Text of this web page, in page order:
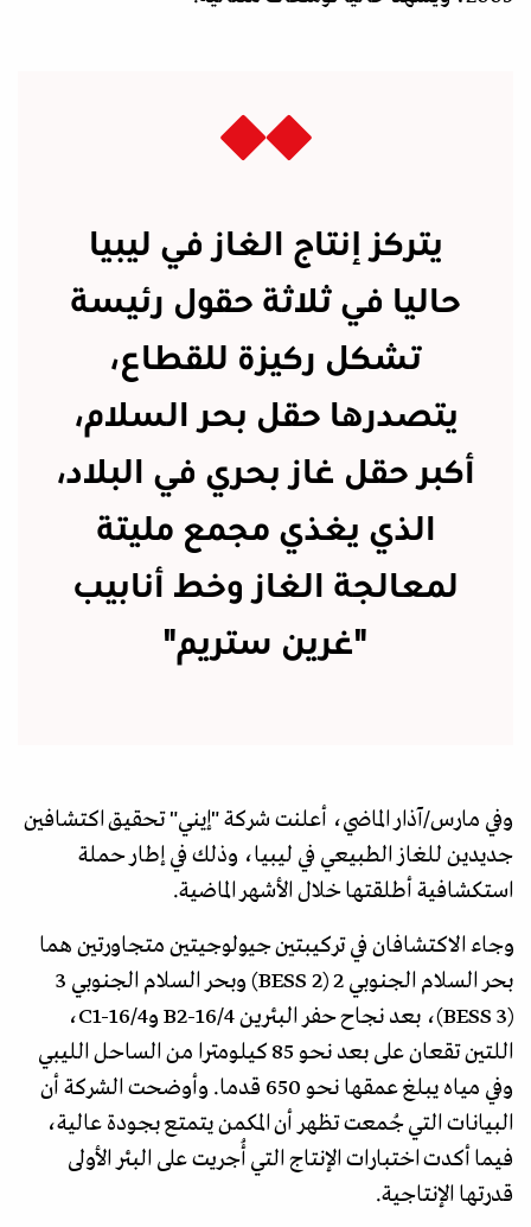
يتركز إنتاج الغاز في ليبيا
حاليا في ثلاثة حقول رئيسة
تشكل ركيزة للقطاع،
يتصدرها حقل بحر السلام،
أكبر حقل غاز بحري في البلاد،
الذي يغذي مجمع مليتة
لمعالجة الغاز وخط أنابيب
"غرين ستريم"
وفي مارس/آذار الماضي، أعلنت شركة "إيني" تحقيق اكتشافين
جديدين للغاز الطبيعي في ليبيا، وذلك في إطار حملة
استكشافية أطلقتها خلال الأشهر الماضية.
وجاء الاكتشافان في تركيبتين جيولوجيتين متجاورتين هما
بحر السلام الجنوبي 2 (BESS 2) وبحر السلام الجنوبي 3
(BESS 3)، بعد نجاح حفر البئرين B2-16/4 وC1-16/4،
اللتين تقعان على بعد نحو 85 كيلومترا من الساحل الليبي
وفي مياه يبلغ عمقها نحو 650 قدما. وأوضحت الشركة أن
البيانات التي جُمعت تظهر أن المكمن يتمتع بجودة عالية،
فيما أكدت اختبارات الإنتاج التي أُجريت على البئر الأولى
قدرتها الإنتاجية.